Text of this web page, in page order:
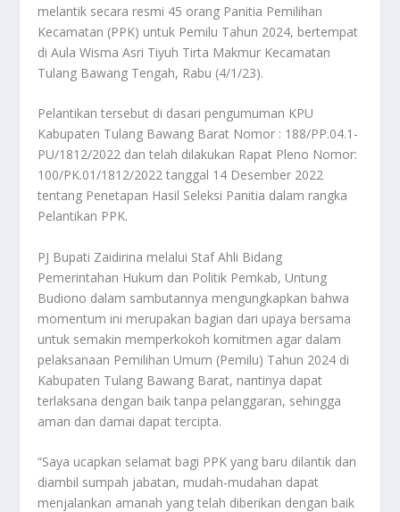
melantik secara resmi 45 orang Panitia Pemilihan
Kecamatan (PPK) untuk Pemilu Tahun 2024, bertempat
di Aula Wisma Asri Tiyuh Tirta Makmur Kecamatan
Tulang Bawang Tengah, Rabu (4/1/23).
Pelantikan tersebut di dasari pengumuman KPU
Kabupaten Tulang Bawang Barat Nomor : 188/PP.04.1-
PU/1812/2022 dan telah dilakukan Rapat Pleno Nomor:
100/PK.01/1812/2022 tanggal 14 Desember 2022
tentang Penetapan Hasil Seleksi Panitia dalam rangka
Pelantikan PPK.
PJ Bupati Zaidirina melalui Staf Ahli Bidang
Pemerintahan Hukum dan Politik Pemkab, Untung
Budiono dalam sambutannya mengungkapkan bahwa
momentum ini merupakan bagian dari upaya bersama
untuk semakin memperkokoh komitmen agar dalam
pelaksanaan Pemilihan Umum (Pemilu) Tahun 2024 di
Kabupaten Tulang Bawang Barat, nantinya dapat
terlaksana dengan baik tanpa pelanggaran, sehingga
aman dan damai dapat tercipta.
“Saya ucapkan selamat bagi PPK yang baru dilantik dan
diambil sumpah jabatan, mudah-mudahan dapat
menjalankan amanah yang telah diberikan dengan baik